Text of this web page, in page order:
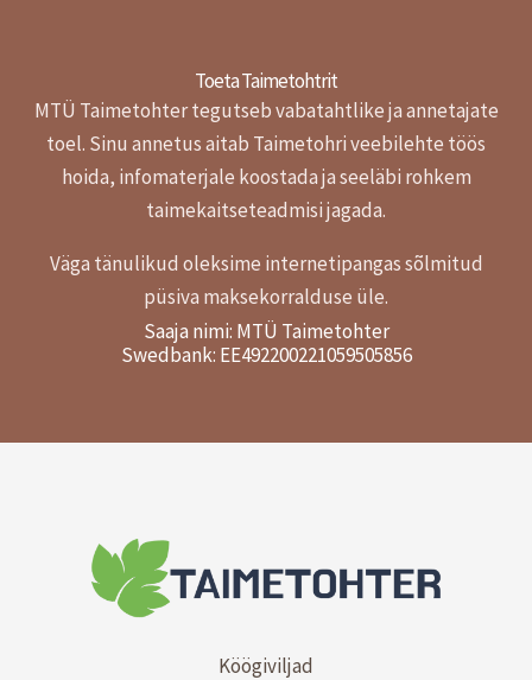
Toeta Taimetohtrit
MTÜ Taimetohter tegutseb vabatahtlike ja annetajate
toel. Sinu annetus aitab Taimetohri veebilehte töös
hoida, infomaterjale koostada ja seeläbi rohkem
taimekaitseteadmisi jagada.
Väga tänulikud oleksime internetipangas sõlmitud
püsiva maksekorralduse üle.
Saaja nimi: MTÜ Taimetohter
Swedbank: EE492200221059505856
Köögiviljad